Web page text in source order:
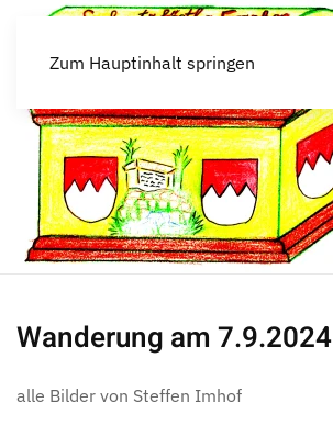
Zum Hauptinhalt springen
Wanderung am 7.9.2024
alle Bilder von Steffen Imhof